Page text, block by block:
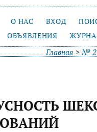
О НАС ВХОД
ОБЪЯВЛЕНИЯ
Главная >№ 2